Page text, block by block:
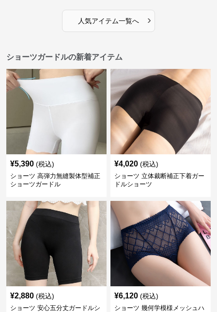
人気アイテム一覧へ ›
ショーツガードルの新着アイテム
¥5,390 (税込)
ショーツ 高弾力無縫製体型補正
ショーツガードル
¥4,020 (税込)
ショーツ 立体裁断補正下着ガー
ドルショーツ
¥2,880 (税込)
ショーツ 安心五分丈ガードルシ
¥6,120 (税込)
ショーツ 幾何学模様メッシュハ